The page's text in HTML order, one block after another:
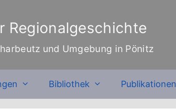
Regionalgeschichte
und Umgebung in Pönitz
Bibliothek Publikationen